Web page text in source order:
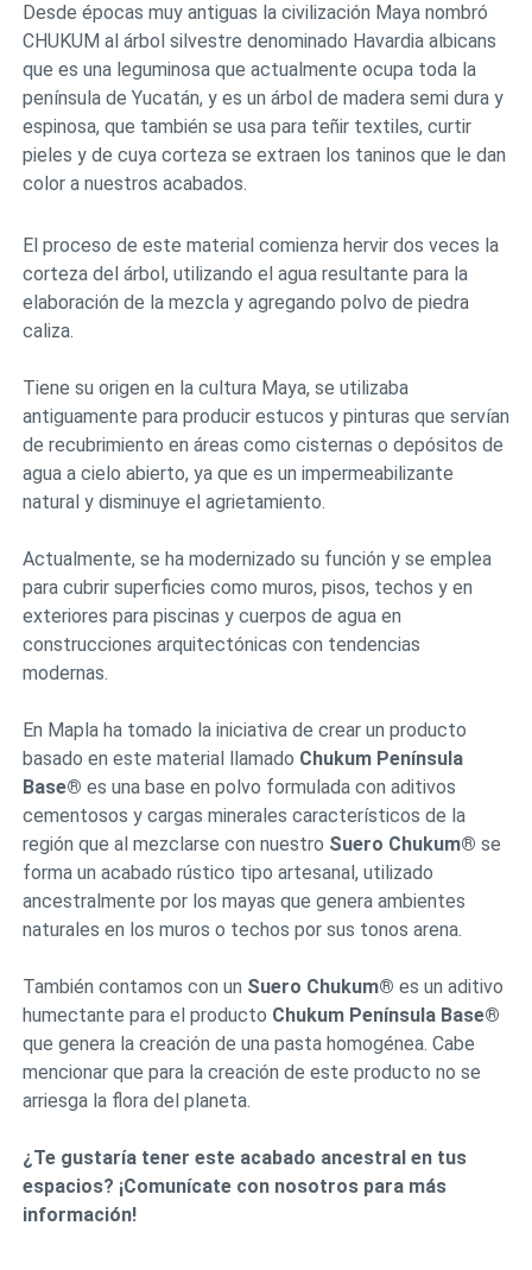
Desde épocas muy antiguas la civilización Maya nombró
CHUKUM al árbol silvestre denominado Havardia albicans
que es una leguminosa que actualmente ocupa toda la
península de Yucatán, y es un árbol de madera semi dura y
espinosa, que también se usa para teñir textiles, curtir
pieles y de cuya corteza se extraen los taninos que le dan
color a nuestros acabados.
El proceso de este material comienza hervir dos veces la
corteza del árbol, utilizando el agua resultante para la
elaboración de la mezcla y agregando polvo de piedra
caliza.
Tiene su origen en la cultura Maya, se utilizaba
antiguamente para producir estucos y pinturas que servían
de recubrimiento en áreas como cisternas o depósitos de
agua a cielo abierto, ya que es un impermeabilizante
natural y disminuye el agrietamiento.
Actualmente, se ha modernizado su función y se emplea
para cubrir superficies como muros, pisos, techos y en
exteriores para piscinas y cuerpos de agua en
construcciones arquitectónicas con tendencias
modernas.
En Mapla ha tomado la iniciativa de crear un producto
basado en este material llamado Chukum Península
Base® es una base en polvo formulada con aditivos
cementosos y cargas minerales característicos de la
región que al mezclarse con nuestro Suero Chukum® se
forma un acabado rústico tipo artesanal, utilizado
ancestralmente por los mayas que genera ambientes
naturales en los muros o techos por sus tonos arena.
También contamos con un Suero Chukum® es un aditivo
humectante para el producto Chukum Península Base®
que genera la creación de una pasta homogénea. Cabe
mencionar que para la creación de este producto no se
arriesga la flora del planeta.
¿Te gustaría tener este acabado ancestral en tus
espacios? ¡Comunícate con nosotros para más
información!